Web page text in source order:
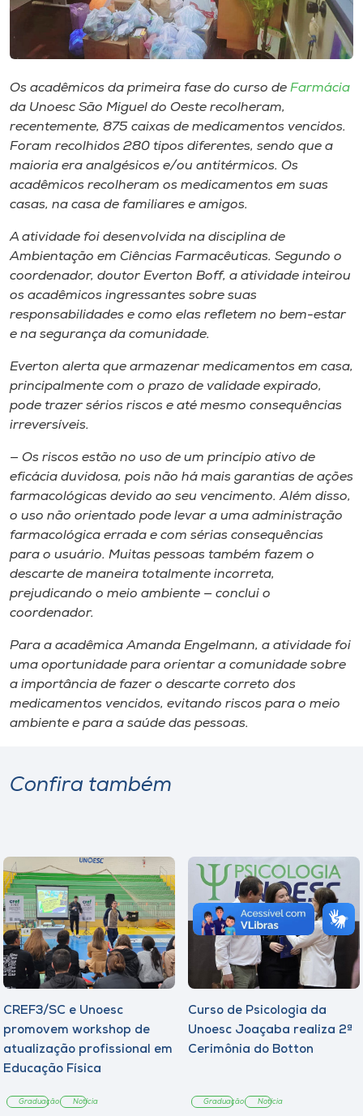
Museu
Unoesc
Store
Selecione
Os acadêmicos da primeira fase do curso de Farmácia
da Unoesc São Miguel do Oeste recolheram,
recentemente, 875 caixas de medicamentos vencidos.
Foram recolhidos 280 tipos diferentes, sendo que a
maioria era analgésicos e/ou antitérmicos. Os
acadêmicos recolheram os medicamentos em suas
casas, na casa de familiares e amigos.
A atividade foi desenvolvida na disciplina de
Ambientação em Ciências Farmacêuticas. Segundo o
coordenador, doutor Everton Boff, a atividade inteirou
os acadêmicos ingressantes sobre suas
responsabilidades e como elas refletem no bem-estar
e na segurança da comunidade.
Everton alerta que armazenar medicamentos em casa,
principalmente com o prazo de validade expirado,
pode trazer sérios riscos e até mesmo consequências
irreversíveis.
— Os riscos estão no uso de um princípio ativo de
eficácia duvidosa, pois não há mais garantias de ações
farmacológicas devido ao seu vencimento. Além disso,
o uso não orientado pode levar a uma administração
farmacológica errada e com sérias consequências
para o usuário. Muitas pessoas também fazem o
descarte de maneira totalmente incorreta,
prejudicando o meio ambiente — conclui o
coordenador.
Para a acadêmica Amanda Engelmann, a atividade foi
uma oportunidade para orientar a comunidade sobre
a importância de fazer o descarte correto dos
medicamentos vencidos, evitando riscos para o meio
ambiente e para a saúde das pessoas.
Confira também
CREF3/SC e Unoesc
promovem workshop de
atualização profissional em
Educação Física
Graduação Notícia
Curso de Psicologia da
Unoesc Joaçaba realiza 2ª
Cerimônia do Botton
Graduação Notícia